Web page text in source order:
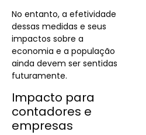
No entanto, a efetividade
dessas medidas e seus
impactos sobre a
economia e a população
ainda devem ser sentidas
futuramente.
Impacto para
contadores e
empresas